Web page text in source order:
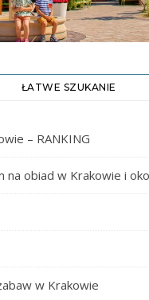
ŁATWE SZUKANIE
– RANKING
na obiad w Krakowie i
w Krakowie